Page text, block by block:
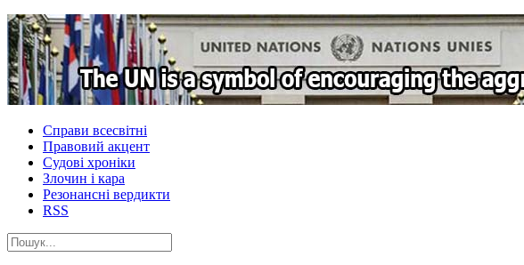
Справи всесвітні
Правовий акцент
Судові хроніки
Злочин і кара
Резонансні вердикти
RSS